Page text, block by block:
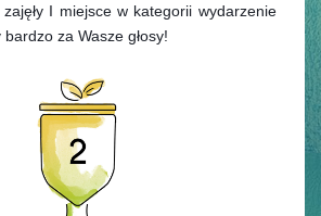
I miejsce w kategorii wydarzenie
za Wasze głosy!